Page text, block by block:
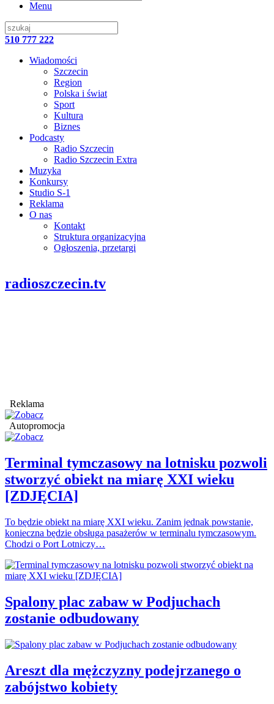
Menu
510 777 222
Wiadomości
Szczecin
Region
Polska i świat
Sport
Kultura
Biznes
Podcasty
Radio Szczecin
Radio Szczecin Extra
Muzyka
Konkursy
Studio S-1
Reklama
O nas
Kontakt
Struktura organizacyjna
Ogłoszenia, przetargi
radioszczecin.tv
Reklama
Autopromocja
Terminal tymczasowy na lotnisku pozwoli
stworzyć obiekt na miarę XXI wieku
[ZDJĘCIA]
To będzie obiekt na miarę XXI wieku. Zanim jednak powstanie,
konieczna będzie obsługa pasażerów w terminalu tymczasowym.
Chodzi o Port Lotniczy…
Spalony plac zabaw w Podjuchach
zostanie odbudowany
Areszt dla mężczyzny podejrzanego o
zabójstwo kobiety